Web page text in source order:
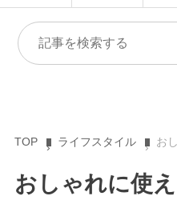
TOP ライフスタイル おしゃ
おしゃれに使